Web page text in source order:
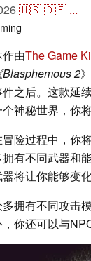
🇺🇸🇩🇪 ...
由The Game
Blasphemous 2
之后。这款延
神秘世界，你
冒险过程中，你
拥有不同武器和
将让你能够变
多拥有不同攻击
你还可以与